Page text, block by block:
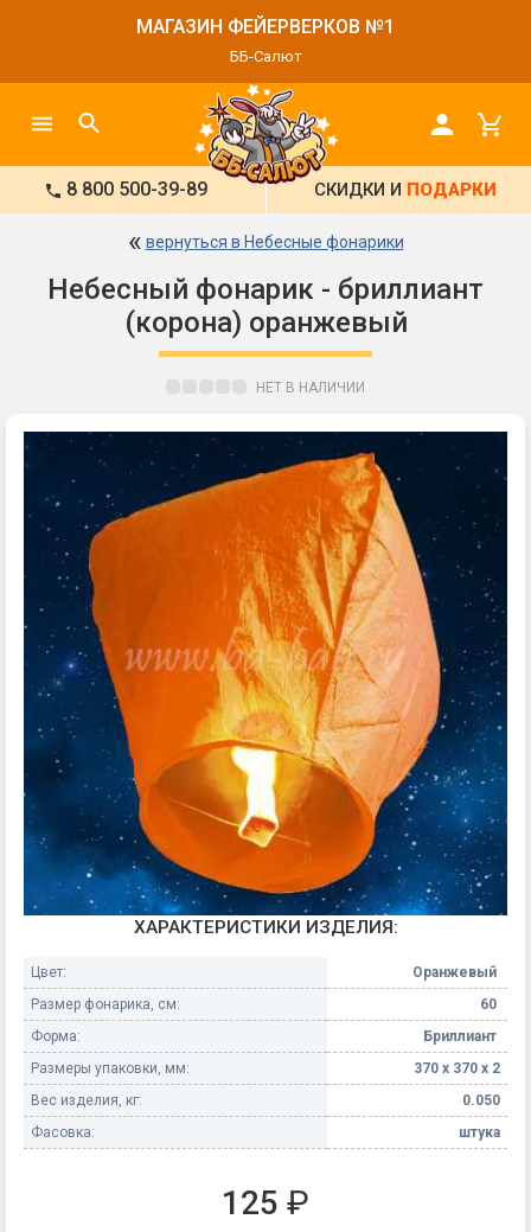
МАГАЗИН ФЕЙЕРВЕРКОВ №1
ББ-Салют
8 800 500-39-89 СКИДКИ И ПОДАРКИ
« вернуться в Небесные фонарики
Небесный фонарик - бриллиант
(корона) оранжевый
НЕТ В НАЛИЧИИ
ХАРАКТЕРИСТИКИ ИЗДЕЛИЯ:
Цвет:
Оранжевый
Размер фонарика, см:
60
Форма:
Бриллиант
Размеры упаковки, мм:
370 х 370 х 2
Вес изделия, кг:
0.050
Фасовка:
штука
125 ₽